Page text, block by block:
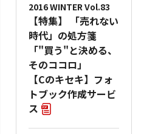
2016 WINTER Vol.83
【特集】 「売れない
時代」の処方箋
「"買う"と決める、
そのココロ」
【Cのキセキ】フォ
トブック作成サービ
ス